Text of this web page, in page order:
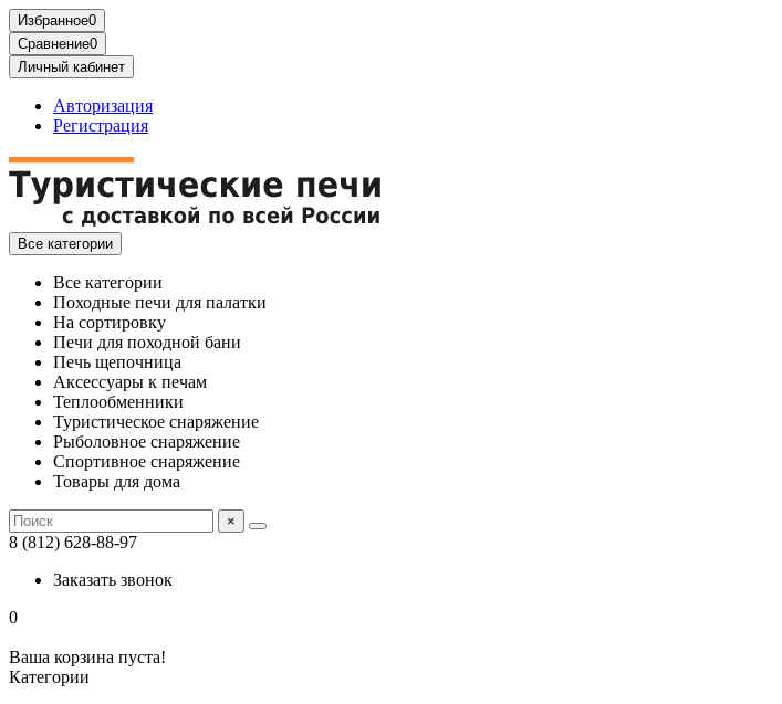
Избранное0
Сравнение0
Личный кабинет
Авторизация
Регистрация
Все категории
Все категории
Походные печи для палатки
На сортировку
Печи для походной бани
Печь щепочница
Аксессуары к печам
Теплообменники
Туристическое снаряжение
Рыболовное снаряжение
Спортивное снаряжение
Товары для дома
×
8 (812) 628-88-97
Заказать звонок
0
Ваша корзина пуста!
Категории